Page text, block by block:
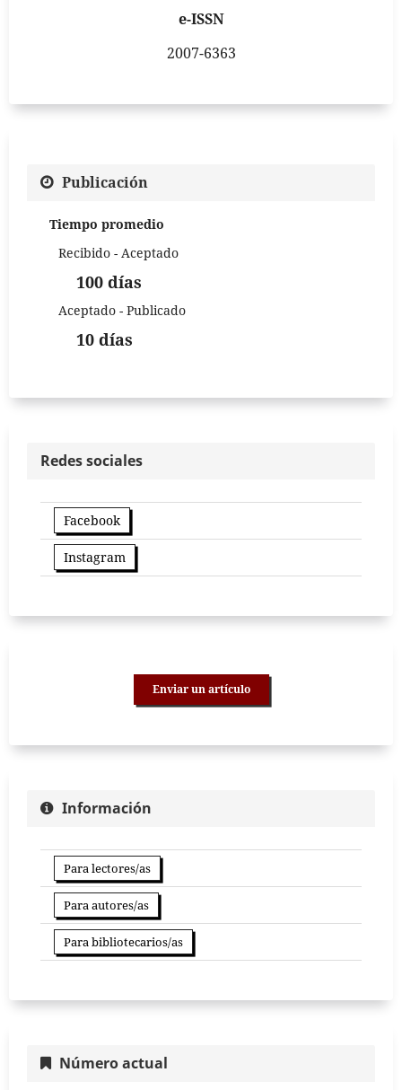
e-ISSN
2007-6363
Publicación
Tiempo promedio
Recibido - Aceptado
100 días
Aceptado - Publicado
10 días
Redes sociales
Facebook
Instagram
Enviar un artículo
Información
Para lectores/as
Para autores/as
Para bibliotecarios/as
Número actual